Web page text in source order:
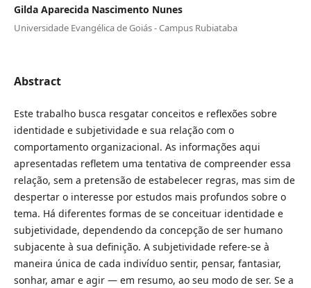
Gilda Aparecida Nascimento Nunes
Universidade Evangélica de Goiás - Campus Rubiataba
Abstract
Este trabalho busca resgatar conceitos e reflexões sobre
identidade e subjetividade e sua relação com o
comportamento organizacional. As informações aqui
apresentadas refletem uma tentativa de compreender essa
relação, sem a pretensão de estabelecer regras, mas sim de
despertar o interesse por estudos mais profundos sobre o
tema. Há diferentes formas de se conceituar identidade e
subjetividade, dependendo da concepção de ser humano
subjacente à sua definição. A subjetividade refere-se à
maneira única de cada indivíduo sentir, pensar, fantasiar,
sonhar, amar e agir — em resumo, ao seu modo de ser. Se a